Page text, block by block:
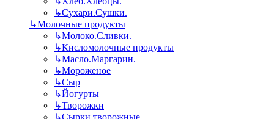
↳Сухари.Сушки.
↳Молочные продукты
↳Молоко.Сливки.
↳Кисломолочные продукты
↳Масло.Маргарин.
↳Мороженое
↳Сыр
↳Йогурты
↳Творожки
↳Сырки творожные